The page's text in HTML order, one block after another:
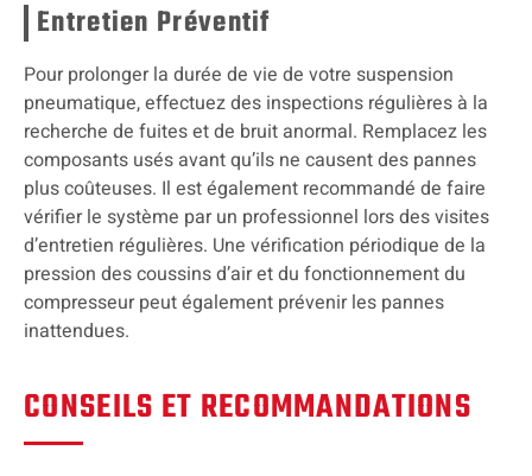
Entretien Préventif
Pour prolonger la durée de vie de votre suspension
pneumatique, effectuez des inspections régulières à la
recherche de fuites et de bruit anormal. Remplacez les
composants usés avant qu’ils ne causent des pannes
plus coûteuses. Il est également recommandé de faire
vérifier le système par un professionnel lors des visites
d’entretien régulières. Une vérification périodique de la
pression des coussins d’air et du fonctionnement du
compresseur peut également prévenir les pannes
inattendues.
CONSEILS ET RECOMMANDATIONS